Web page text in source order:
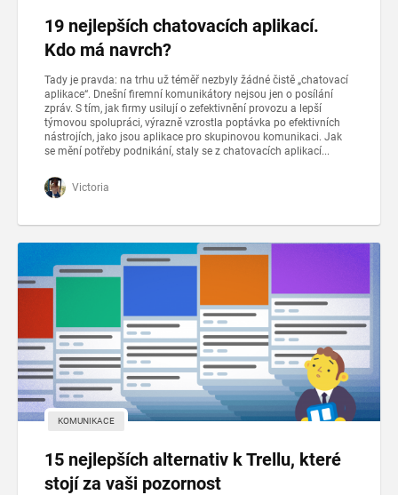
19 nejlepších chatovacích aplikací.
Kdo má navrch?
Tady je pravda: na trhu už téměř nezbyly žádné čistě „chatovací
aplikace“. Dnešní firemní komunikátory nejsou jen o posílání
zpráv. S tím, jak firmy usilují o zefektivnění provozu a lepší
týmovou spolupráci, výrazně vzrostla poptávka po efektivních
nástrojích, jako jsou aplikace pro skupinovou komunikaci. Jak
se mění potřeby podnikání, staly se z chatovacích aplikací...
Victoria
KOMUNIKACE
15 nejlepších alternativ k Trellu, které
stojí za vaši pozornost